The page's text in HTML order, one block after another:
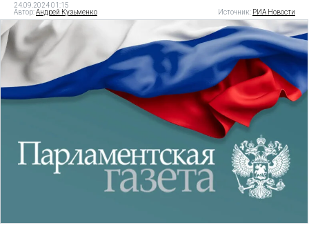
24.09.2024 01:15
Автор:Андрей Кузьменко Источник: РИА Новости